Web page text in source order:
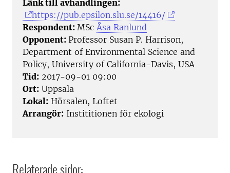
Länk till avhandlingen:
https://pub.epsilon.slu.se/14416/
Respondent: MSc Åsa Ranlund
Opponent: Professor Susan P. Harrison,
Department of Environmental Science and
Policy, University of California-Davis, USA
Tid: 2017-09-01 09:00
Ort: Uppsala
Lokal: Hörsalen, Loftet
Arrangör: Instititionen för ekologi
Relaterade sidor: